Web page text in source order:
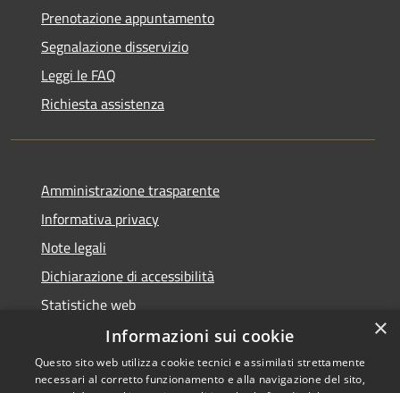
Prenotazione appuntamento
Segnalazione disservizio
Leggi le FAQ
Richiesta assistenza
Amministrazione trasparente
Informativa privacy
Note legali
Dichiarazione di accessibilità
Statistiche web
×
Informazioni sui cookie
Questo sito web utilizza cookie tecnici e assimilati strettamente
necessari al corretto funzionamento e alla navigazione del sito,